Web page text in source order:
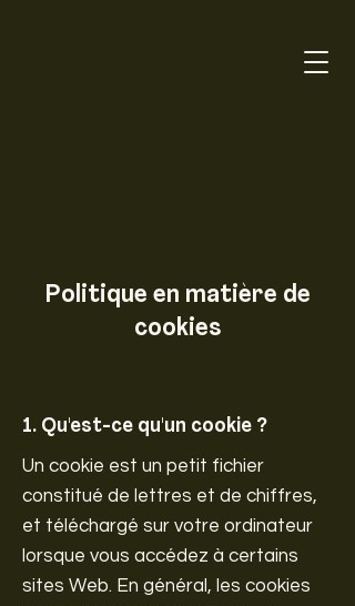
Politique en matière de
cookies
1. Qu'est-ce qu'un cookie ?
Un cookie est un petit fichier
constitué de lettres et de chiffres,
et téléchargé sur votre ordinateur
lorsque vous accédez à certains
sites Web. En général, les cookies